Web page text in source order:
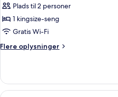
Plads til 2 personer
1 kingsize-seng
Gratis Wi-Fi
Flere oplysninger
Flere